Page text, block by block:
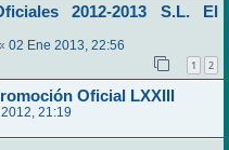
2012-2013 S.L. El
02 Ene 2013, 22:56
1 2
Oficial LXXIII
21:19